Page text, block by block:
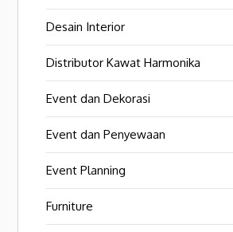
Desain Interior
Distributor Kawat Harmonika
Event dan Dekorasi
Event dan Penyewaan
Event Planning
Furniture